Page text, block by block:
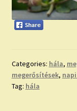
Categories: hála,
megerősítések,
Tag: hála